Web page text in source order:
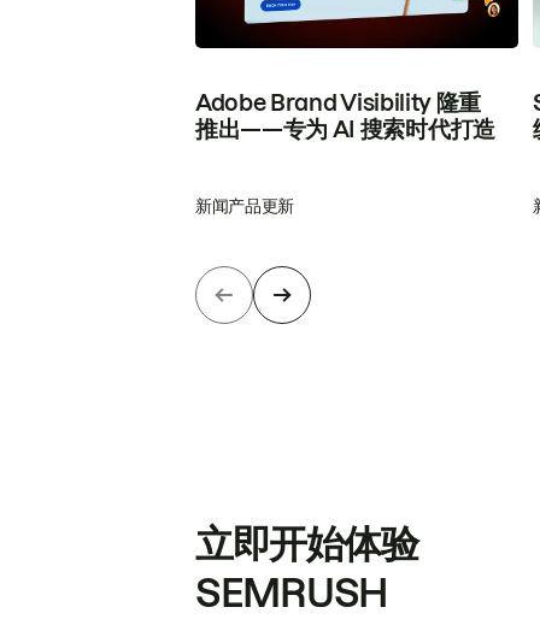
Adobe Brand Visibility 隆重
推出——专为 AI 搜索时代打造
新闻产品更新
立即开始体验
SEMRUSH